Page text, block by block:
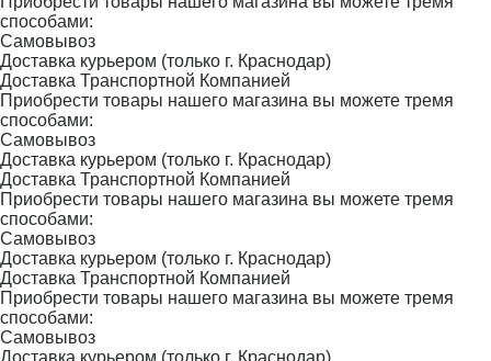
способами:
Самовывоз
Доставка курьером (только г. Краснодар)
Доставка Транспортной Компанией
Приобрести товары нашего магазина вы можете тремя
способами:
Самовывоз
Доставка курьером (только г. Краснодар)
Доставка Транспортной Компанией
Приобрести товары нашего магазина вы можете тремя
способами:
Самовывоз
Доставка курьером (только г. Краснодар)
Доставка Транспортной Компанией
Приобрести товары нашего магазина вы можете тремя
способами:
Самовывоз
Доставка курьером (только г. Краснодар)